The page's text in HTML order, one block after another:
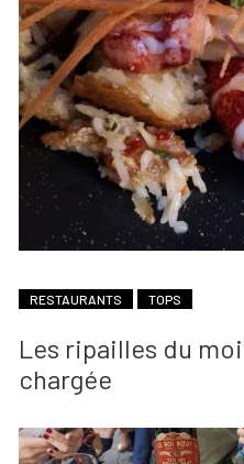
RESTAURANTS TOPS
Les ripailles du
chargée